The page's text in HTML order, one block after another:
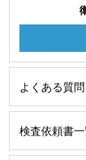
よくある質問
検査依頼書